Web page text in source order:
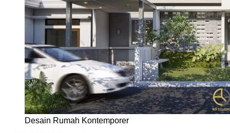
Desain Rumah Kontemporer